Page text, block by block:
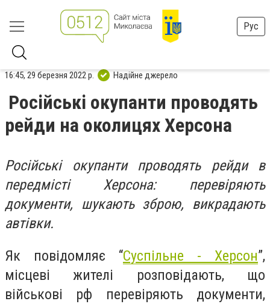
Рус
16:45, 29 березня 2022 р. Надійне джерело
Російські окупанти проводять
рейди на околицях Херсона
Російські окупанти проводять рейди в
передмісті Херсона: перевіряють
документи, шукають зброю, викрадають
автівки.
Як повідомляє “Суспільне - Херсон”,
місцеві жителі розповідають, що
військові рф перевіряють документи,